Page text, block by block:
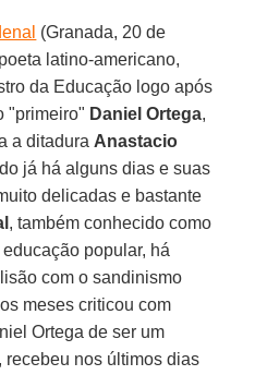
(Granada, 20 de
latino-americano,
da Educação logo após
"primeiro" Daniel Ortega,
a ditadura Anastacio
já há alguns dias e suas
delicadas e bastante
, também conhecido como
popular, há
com o sandinismo
meses criticou com
Ortega de ser um
nos últimos dias